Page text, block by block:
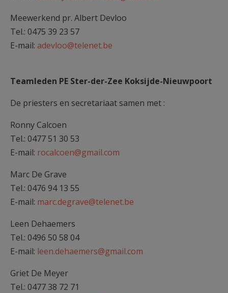
Meewerkend pr. Albert Devloo
Tel.: 0475 39 23 57
E-mail: adevloo@telenet.be
Teamleden PE Ster-der-Zee Koksijde-Nieuwpoort
De priesters en secretariaat samen met :
Ronny Calcoen
Tel.: 0477 51 30 53
E-mail: rocalcoen@gmail.com
Marc De Grave
Tel.: 0476 94 13 55
E-mail: marc.degrave@telenet.be
Leen Dehaemers
Tel.: 0496 50 58 04
E-mail: leen.dehaemers@gmail.com
Griet De Meyer
Tel.: 0477 38 72 71